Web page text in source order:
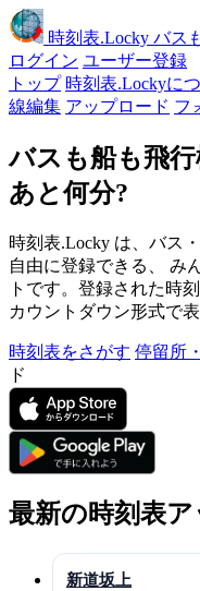
時刻表.Locky バス
ログイン ユーザー登録
トップ 時刻表.Lockyに
線編集 アップロード フ
バスも船も飛行
あと何分?
時刻表.Locky は、バス
自由に登録できる、 み
トです。登録された時
カウントダウン形式で表
時刻表をさがす 停留所
ド
最新の時刻表
新道坂上